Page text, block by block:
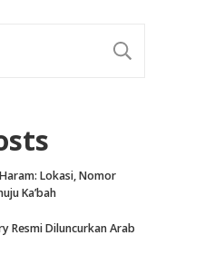
Lokasi, Nomor
Ka’bah
Resmi Diluncurkan Arab